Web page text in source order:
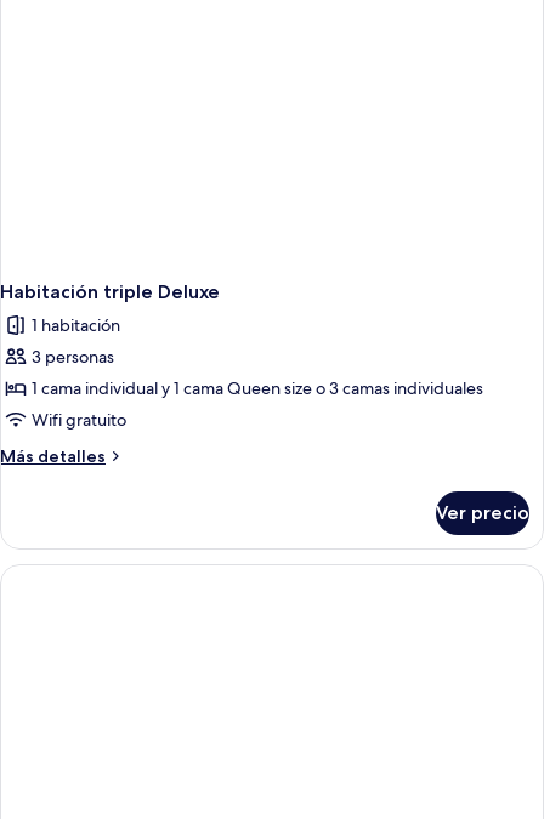
Habitación triple Deluxe
1 habitación
3 personas
1 cama individual y 1 cama Queen size o 3 camas individuales
Wifi gratuito
Más detalles
Más
triple
Deluxe
Ver precio